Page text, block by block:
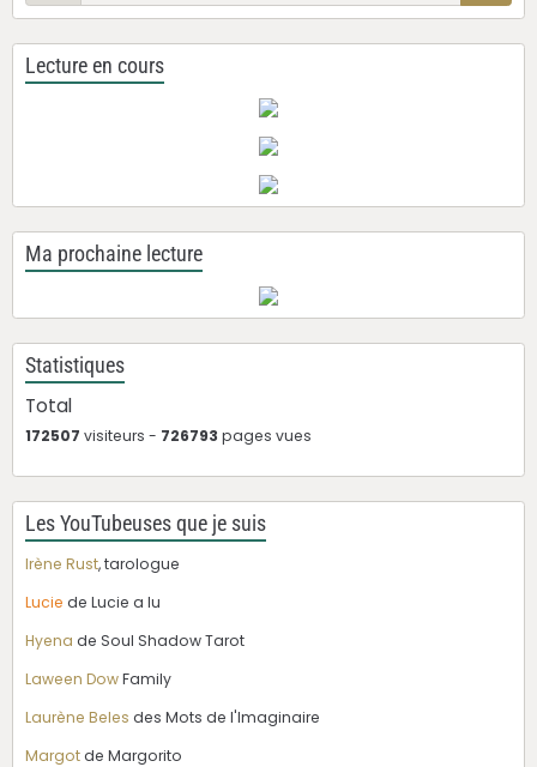
Lecture en cours
Ma prochaine lecture
Statistiques
Total
172507 visiteurs - 726793 pages vues
Les YouTubeuses que je suis
Irène Rust, tarologue
Lucie de Lucie a lu
Hyena de Soul Shadow Tarot
Laween DowFamily
Laurène Beles des Mots de l'Imaginaire
Margotde Margorito